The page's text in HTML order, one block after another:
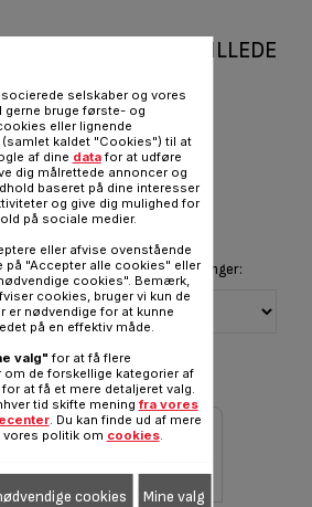
OG OFTE STILLEDE
P4221437
C-vitaminer*
instruktioner og brugervejledninger:
selskaber og vores
gerne bruge første- og
eller lignende
kaldet "Cookies") til at
af dine datafor at udføre
dig målrettede annoncer og
baseret på dine interesser
og give dig mulighed for
på sociale medier.
eller afvise ovenstående
på "Accepter alle cookies" eller
cookies". Bemærk,
cookies, bruger vi kun de
er nødvendige for at kunne
på en effektiv måde.
valg" for at få flere
om de forskellige kategorier af
at få et mere detaljeret valg.
tid skifte mening fra vores
. Du kan finde ud af mere
politik om cookies.
cookies Mine valg